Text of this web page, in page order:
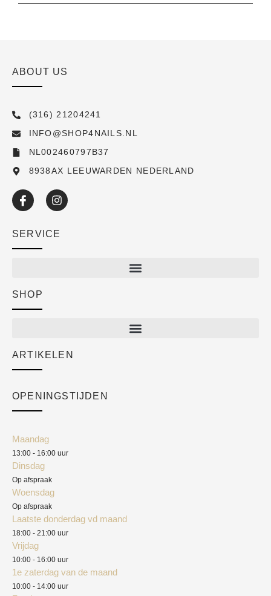
ABOUT US
(316) 21204241
INFO@SHOP4NAILS.NL
NL002460797B37
8938AX LEEUWARDEN NEDERLAND
SERVICE
Academy
SHOP
ARTIKELEN
OPENINGSTIJDEN
Maandag
13:00 - 16:00 uur
Dinsdag
Op afspraak
Woensdag
Op afspraak
Laatste donderdag vd maand
18:00 - 21:00 uur
Vrijdag
10:00 - 16:00 uur
1e zaterdag van de maand
10:00 - 14:00 uur